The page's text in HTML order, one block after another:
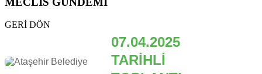
GERİ DÖN
07.04.2025
TARİHLİ